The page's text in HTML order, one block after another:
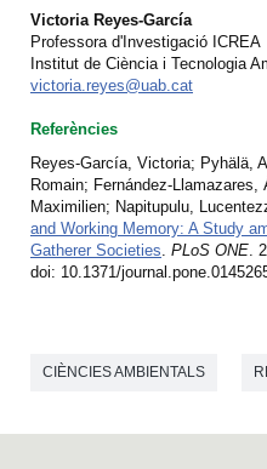
Victoria Reyes-García
Professora d'Investigació ICREA
Institut de Ciència i Tecnologia
victoria.reyes@uab.cat
Referències
Reyes-García, Victoria; Pyhälä,
Romain; Fernández-
Maximilien; Napitupulu,
and Working Memory: A Study
Gatherer Societies. PLoS ONE.
doi: 10.1371/
CIÈNCIES AMBIENTALS